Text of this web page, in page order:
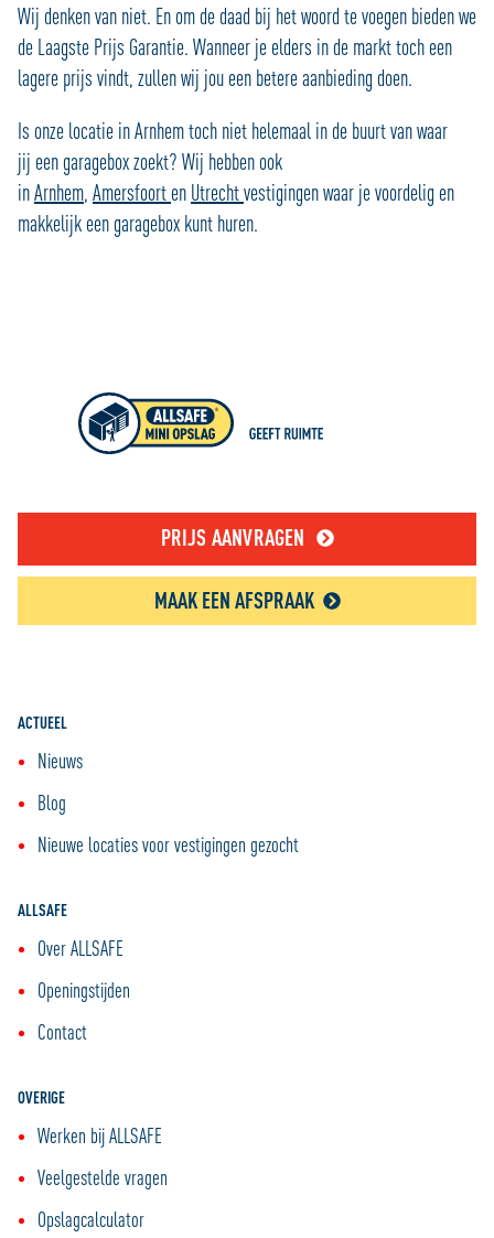
Wij denken van niet. En om de daad bij het woord te voegen bieden we
de Laagste Prijs Garantie. Wanneer je elders in de markt toch een
lagere prijs vindt, zullen wij jou een betere aanbieding doen.
Is onze locatie in Arnhem toch niet helemaal in de buurt van waar
jij een garagebox zoekt? Wij hebben ook
inArnhem, Amersfoorten Utrechtvestigingen waar je voordelig en
makkelijk een garagebox kunt huren.
PRIJS AANVRAGEN
MAAK EEN AFSPRAAK
ACTUEEL
Nieuws
Blog
Nieuwe locaties voor vestigingen gezocht
ALLSAFE
Over ALLSAFE
Openingstijden
Contact
OVERIGE
Werken bij ALLSAFE
Veelgestelde vragen
Opslagcalculator